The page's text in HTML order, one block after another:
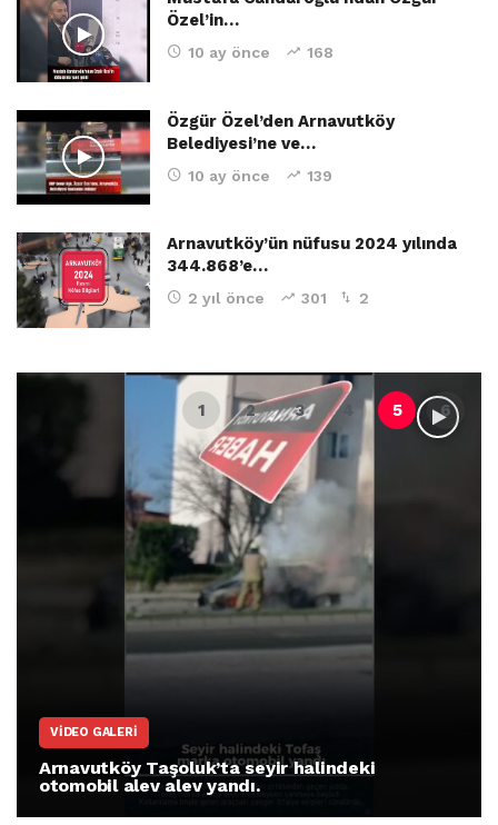
Özel’in…
10 ay önce 168
Özgür Özel’den Arnavutköy
Belediyesi’ne ve…
10 ay önce 139
Arnavutköy’ün nüfusu 2024 yılında
344.868’e…
2 yıl önce 301 2
VIDEO GALERI
Arnavutköy Taşoluk’ta seyir halindeki
otomobil alev alev yandı.